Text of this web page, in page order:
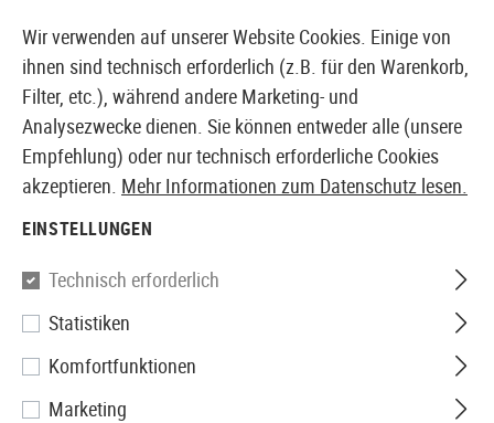
EUROPÄISCHER AIRSOFT SHOP & GROßHÄNDLER
WE
WE17 Nozzle
Wir verwenden auf unserer Website Cookies. Einige von
ihnen sind technisch erforderlich (z.B. für den Warenkorb,
Filter, etc.), während andere Marketing- und
Analysezwecke dienen. Sie können entweder alle (unsere
Empfehlung) oder nur technisch erforderliche Cookies
akzeptieren. Mehr Informationen zum Datenschutz lesen.
EINSTELLUNGEN
Technisch erforderlich
Statistiken
Komfortfunktionen
Marketing